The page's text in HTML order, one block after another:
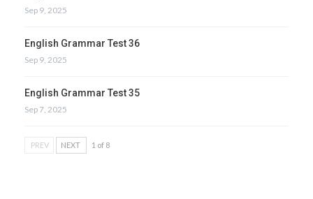
Sep 9, 2025
English Grammar Test 36
Sep 9, 2025
English Grammar Test 35
Sep 7, 2025
PREV NEXT 1 of 8